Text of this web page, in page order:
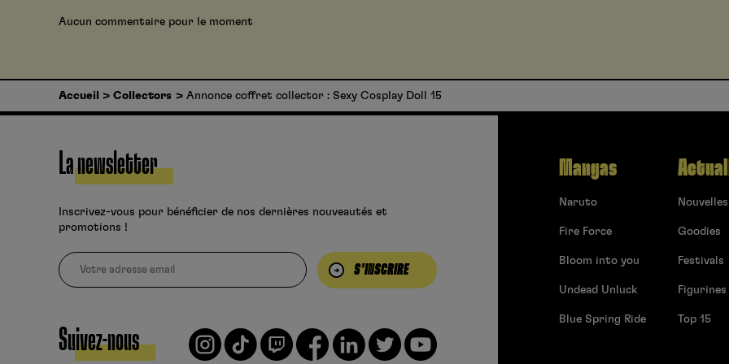
Aucun commentaire pour le moment
Accueil Collectors Annonce coffret collector : Sexy Cosplay Doll 15
La newsletter
Inscrivez-vous pour bénéficier de nos dernières nouveautés et
promotions !
S’INSCRIRE
Suivez-nous
Mangas
Naruto
Fire Force
Bloom into you
Undead Unluck
Blue Spring Ride
Goodies
Festivals
Figurines
Top 15